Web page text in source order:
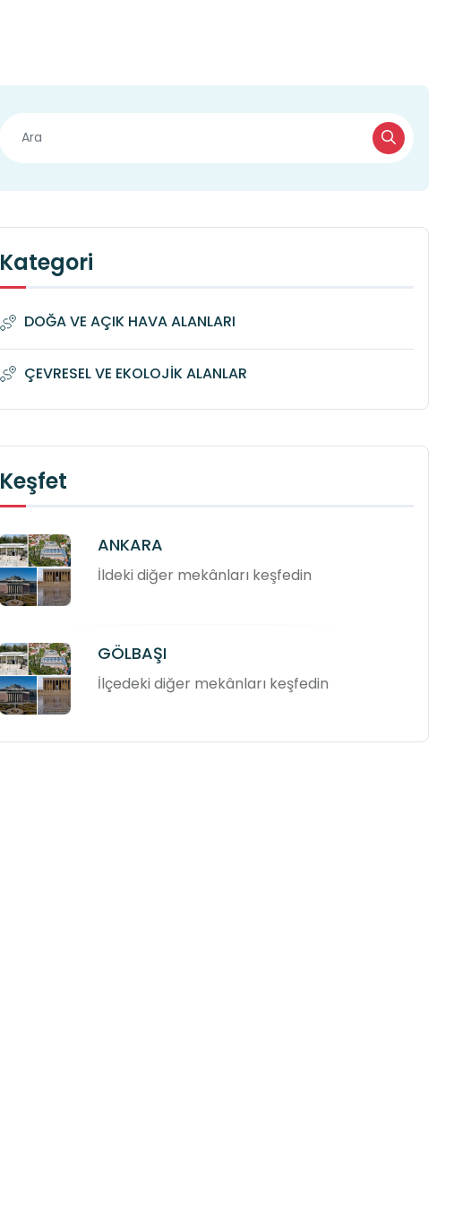
Kategori
DOĞA VE AÇIK HAVA ALANLARI
ÇEVRESEL VE EKOLOJİK ALANLAR
Keşfet
ANKARA
İldeki diğer mekânları keşfedin
GÖLBAŞI
İlçedeki diğer mekânları keşfedin